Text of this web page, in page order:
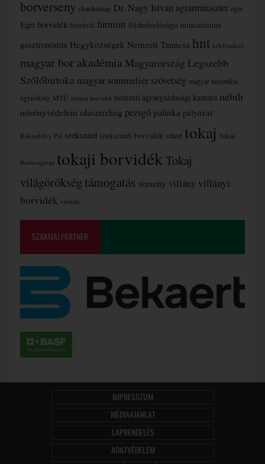
borverseny chardonnay Dr. Nagy István agrárminiszter eger
Egri borvidék fesztivál furmint földművelésügyi minisztérium
gasztronómia Hegyközségek Nemzeti Tanácsa hnt kékfrankos
magyar bor akadémia Magyarország Legszebb
Szőlőbirtoka magyar sommelier szövetség magyar turisztikai
ügynökség MTÜ mátrai borvidék nemzeti agrárgazdasági kamara nébih
növényvédelem olaszrizling pezsgő pálinka pályázat
Rókusfalvy Pál szekszárd szekszárdi borvidék szüret tokaj Tokaji
Borlovagrend tokaji borvidékTokaj
világörökségtámogatás verseny villány villányi
borvidék vinitaly
SZAKMAI PARTNER
IMPRESSZUM
MÉDIAAJÁNLAT
LAPRENDELÉS
ADATVÉDELEM